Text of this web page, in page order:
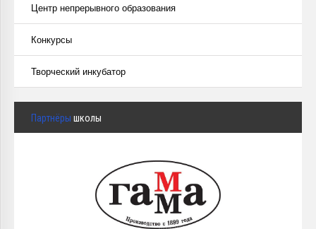
Центр непрерывного образования
Конкурсы
Творческий инкубатор
Партнёры школы